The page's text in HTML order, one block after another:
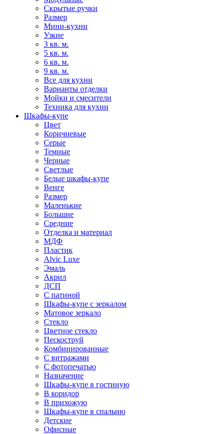
Скрытые ручки
Размер
Мини-кухни
Узкие
3 кв. м.
5 кв. м.
6 кв. м.
9 кв. м.
Все для кухни
Варианты отделки
Мойки и смесители
Техника для кухни
Шкафы-купе
Цвет
Коричневые
Серые
Темные
Черные
Светлые
Белые шкафы-купе
Венге
Размер
Маленькие
Большие
Средние
Отделка и материал
МДФ
Пластик
Alvic Luxe
Эмаль
Акрил
ДСП
С патиной
Шкафы-купе с зеркалом
Матовое зеркало
Стекло
Цветное стекло
Пескоструй
Комбинированные
С витражами
С фотопечатью
Назначение
Шкафы-купе в гостиную
В коридор
В прихожую
Шкафы-купе в спальню
Детские
Офисные